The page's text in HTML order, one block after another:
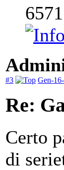
6571
#3 Gen-
Re:
Certo
di